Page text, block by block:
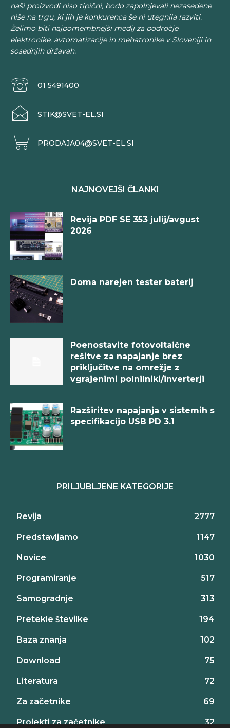
naši proizvodi niso tipični, bodo zapolnjevali nezasedene
niše na trgu, ki jih je konkurenca še ni utegnila razviti.
Želimo biti najpomembnejši medij za področje
elektronike, avtomatizacije in mehatronike v Sloveniji in
sosednjih državah.
01 5491400
STIK@SVET-EL.SI
PRODAJA04@SVET-EL.SI
NAJNOVEJŠI ČLANKI
Revija PDF SE 353 julij/avgust
2026
Doma narejen tester baterij
Poenostavite fotovoltaične
rešitve za napajanje brez
priključitve na omrežje z
vgrajenimi polnilniki/inverterji
Razširitev napajanja v sistemih s
specifikacijo USB PD 3.1
PRILJUBLJENE KATEGORIJE
Revija 2777
Predstavljamo 1147
Novice 1030
Programiranje 517
Samogradnje 313
Pretekle številke 194
Baza znanja 102
Download 75
Literatura 72
Za začetnike 69
Projekti za začetnike 32